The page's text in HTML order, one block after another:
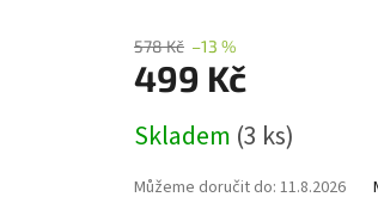
578 Kč –13 %
499 Kč
cena:
Skladem (3 ks)
Můžeme doručit do: 11.8.2026